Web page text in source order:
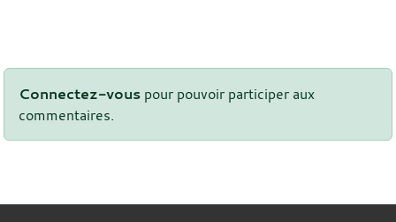
Connectez-vous pour pouvoir participer aux
commentaires.